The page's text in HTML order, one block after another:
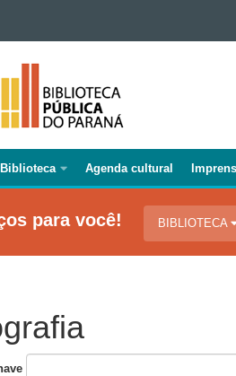
Biblioteca Agenda cultural
para você! BIBLIOTECA